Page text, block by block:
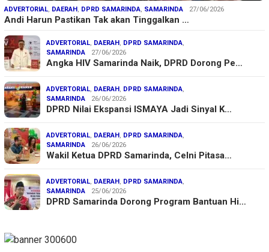
ADVERTORIAL, DAERAH, DPRD SAMARINDA, SAMARINDA 27/06/2026
Andi Harun Pastikan Tak akan Tinggalkan …
ADVERTORIAL, DAERAH, DPRD SAMARINDA,
SAMARINDA
27/06/2026
Angka HIV Samarinda Naik, DPRD Dorong Pe…
ADVERTORIAL, DAERAH, DPRD SAMARINDA,
SAMARINDA
26/06/2026
DPRD Nilai Ekspansi ISMAYA Jadi Sinyal K…
ADVERTORIAL, DAERAH, DPRD SAMARINDA,
SAMARINDA
26/06/2026
Wakil Ketua DPRD Samarinda, Celni Pitasa…
ADVERTORIAL, DAERAH, DPRD SAMARINDA,
SAMARINDA
25/06/2026
DPRD Samarinda Dorong Program Bantuan Hi…